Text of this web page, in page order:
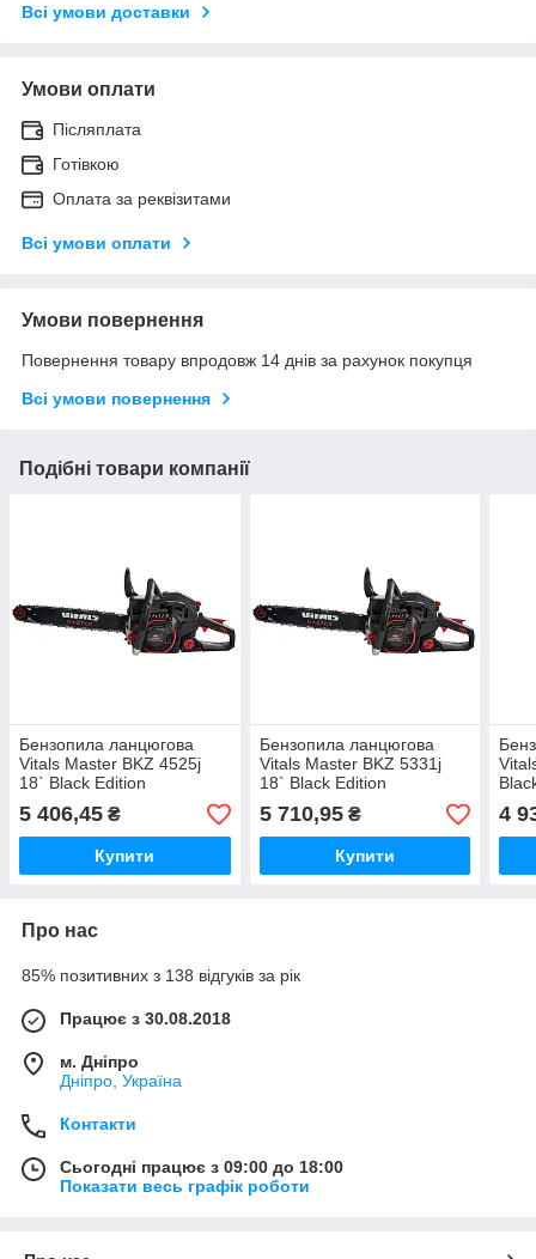
Всі умови доставки
Умови оплати
Післяплата
Готівкою
Оплата за реквізитами
Всі умови оплати
Умови повернення
Повернення товару впродовж 14 днів за рахунок покупця
Всі умови повернення
Подібні товари компанії
Бензопила ланцюгова
Vitals Master BKZ 4525j
18` Black Edition
5 406,45 ₴
Купити
Бензопила ланцюгова
Vitals Master BKZ 5331j
18` Black Edition
5 710,95₴
Купити
4
Про нас
85% позитивних з 138 відгуків за рік
Працює з 30.08.2018
м. Дніпро
Дніпро, Україна
Контакти
Сьогодні працює з 09:00 до 18:00
Показати весь графік роботи